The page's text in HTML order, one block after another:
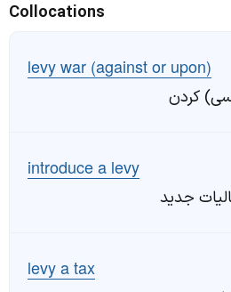
Collocations
levy war (against or upon)
کردن
introduce a levy
جدید
levy a tax